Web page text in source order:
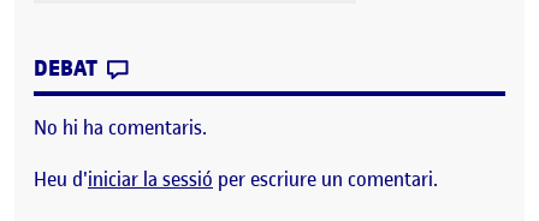
DEBAT
No hi ha comentaris.
Heu d'iniciar la sessió per escriure un comentari.